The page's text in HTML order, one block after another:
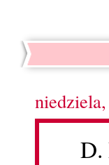
D.